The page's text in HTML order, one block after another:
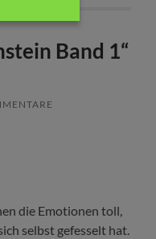
Band 1“
die Emotionen toll,
selbst gefesselt hat.